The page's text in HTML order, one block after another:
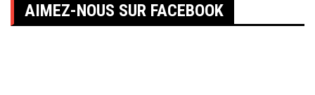
AIMEZ-NOUS SUR FACEBOOK